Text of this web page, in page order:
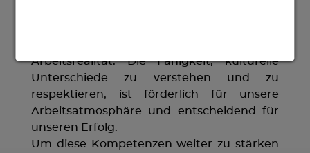
Arbeitsrealität. Die Fähigkeit, kulturelle
Unterschiede zu verstehen und zu
respektieren, ist förderlich für unsere
Arbeitsatmosphäre und entscheidend für
unseren Erfolg.
Um diese Kompetenzen weiter zu stärken